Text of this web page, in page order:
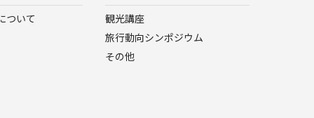
ついて
観光講座
旅行動向シンポジウム
その他